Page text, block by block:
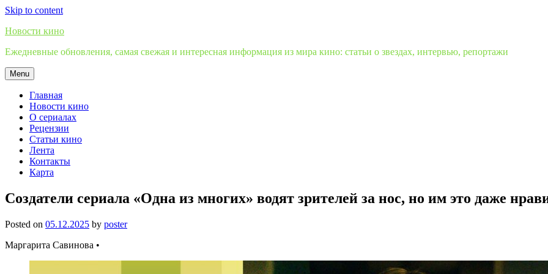
Skip to content
Новости кино
Ежедневные обновления, самая свежая и интересная информация из мира кино: статьи о звездах, интервью, репортажи
Menu
Главная
Новости кино
О сериалах
Рецензии
Статьи кино
Лента
Контакты
Карта
Создатели сериала «Одна из многих» водят зрителей за нос, но им это даже
Posted on 05.12.2025 by poster
Маргарита Савинова •